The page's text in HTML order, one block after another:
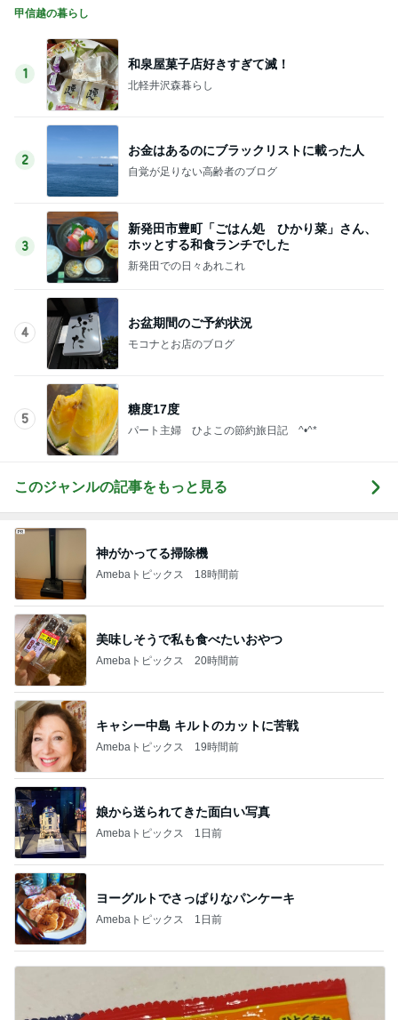
甲信越の暮らし
1
和泉屋菓子店好きすぎて滅！
北軽井沢森暮らし
2
お金はあるのにブラックリストに載った人
自覚が足りない高齢者のブログ
3
新発田市豊町「ごはん処 ひかり菜」さん、
ホッとする和食ランチでした
新発田での日々あれこれ
4
お盆期間のご予約状況
モコナとお店のブログ
5
糖度17度
パート主婦 ひよこの節約旅日記 ^•^*
このジャンルの記事をもっと見る
神がかってる掃除機
Amebaトピックス 18時間前
美味しそうで私も食べたいおやつ
Amebaトピックス 20時間前
キャシー中島 キルトのカットに苦戦
Amebaトピックス 19時間前
娘から送られてきた面白い写真
Amebaトピックス 1日前
ヨーグルトでさっぱりなパンケーキ
Amebaトピックス 1日前